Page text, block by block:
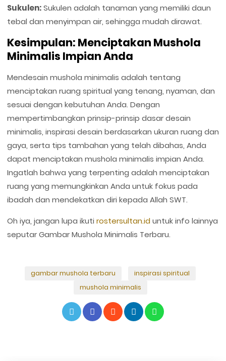
Sukulen:Sukulen adalah tanaman yang memiliki daun
tebal dan menyimpan air, sehingga mudah dirawat.
Kesimpulan: Menciptakan Mushola
Minimalis Impian Anda
Mendesain mushola minimalis adalah tentang
menciptakan ruang spiritual yang tenang, nyaman, dan
sesuai dengan kebutuhan Anda. Dengan
mempertimbangkan prinsip-prinsip dasar desain
minimalis, inspirasi desain berdasarkan ukuran ruang dan
gaya, serta tips tambahan yang telah dibahas, Anda
dapat menciptakan mushola minimalis impian Anda.
Ingatlah bahwa yang terpenting adalah menciptakan
ruang yang memungkinkan Anda untuk fokus pada
ibadah dan mendekatkan diri kepada Allah SWT.
Oh iya, jangan lupa ikuti rostersultan.iduntuk info lainnya
seputar Gambar Mushola Minimalis Terbaru.
gambar mushola terbaru
inspirasi spiritual
mushola minimalis